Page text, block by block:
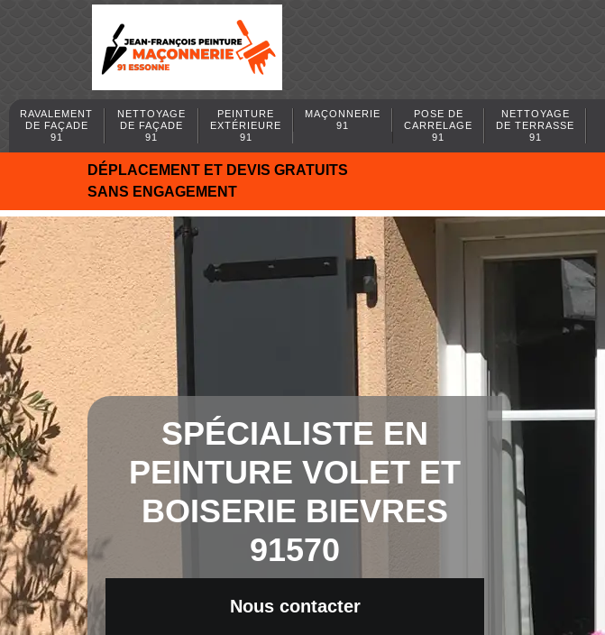
RAVALEMENT
DE FAÇADE
91
NETTOYAGE
DE FAÇADE
91
PEINTURE
EXTÉRIEURE
91
MAÇONNERIE
91
POSE DE
CARRELAGE
91
NETTOYAGE
DE TERRASSE
91
DÉPLACEMENT ET DEVIS GRATUITS
SANS ENGAGEMENT
SPÉCIALISTE EN
PEINTURE VOLET ET
BOISERIE BIEVRES
91570
Nous contacter